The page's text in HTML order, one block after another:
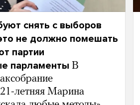
снять с выборов
не должно помешать
партии
парламенты В
летняя Марина